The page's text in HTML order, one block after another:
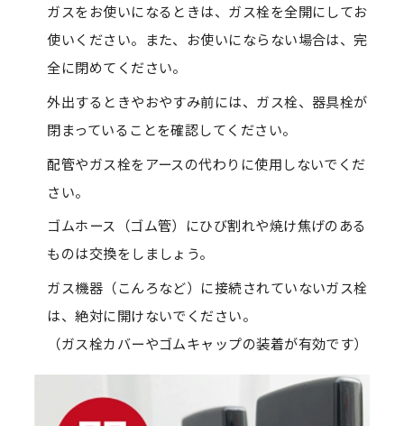
ガスをお使いになるときは、ガス栓を全開にしてお
使いください。また、お使いにならない場合は、完
全に閉めてください。
外出するときやおやすみ前には、ガス栓、器具栓が
閉まっていることを確認してください。
配管やガス栓をアースの代わりに使用しないでくだ
さい。
ゴムホース（ゴム管）にひび割れや焼け焦げのある
ものは交換をしましょう。
ガス機器（こんろなど）に接続されていないガス栓
は、絶対に開けないでください。
（ガス栓カバーやゴムキャップの装着が有効です）